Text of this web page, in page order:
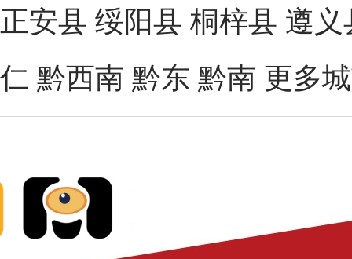
正安县 绥阳县 桐梓县 遵义
仁 黔西南 黔东 黔南 更多